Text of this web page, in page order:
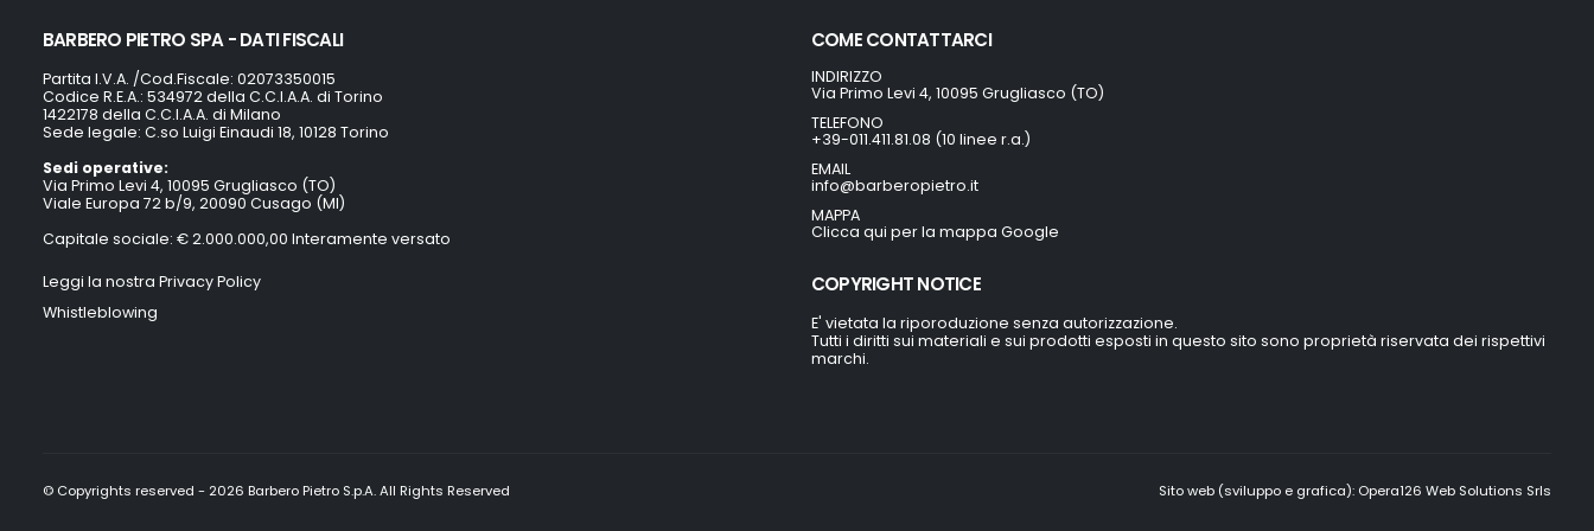
BARBERO PIETRO SPA - DATI FISCALI
Partita I.V.A. /Cod.Fiscale: 02073350015
Codice R.E.A.: 534972 della C.C.I.A.A. di Torino
1422178 della C.C.I.A.A. di Milano
Sede legale: C.so Luigi Einaudi 18, 10128 Torino
Sedi operative:
Via Primo Levi 4, 10095 Grugliasco (TO)
Viale Europa 72 b/9, 20090 Cusago (MI)
Capitale sociale: € 2.000.000,00 Interamente versato
Leggi la nostra Privacy Policy
Whistleblowing
COME CONTATTARCI
INDIRIZZO
Via Primo Levi 4, 10095 Grugliasco (TO)
TELEFONO
+39-011.411.81.08 (10 linee r.a.)
EMAIL
info@barberopietro.it
MAPPA
Clicca qui per la mappa Google
COPYRIGHT NOTICE
E' vietata la riporoduzione senza autorizzazione.
Tutti i diritti sui materiali e sui prodotti esposti in questo sito sono proprietà riservata dei rispettivi
marchi.
© Copyrights reserved - 2026 Barbero Pietro S.p.A. All Rights Reserved Sito web (sviluppo e grafica): Opera126 Web Solutions Srls